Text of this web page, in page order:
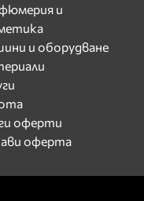
и
и оборудване
оферти
оферта